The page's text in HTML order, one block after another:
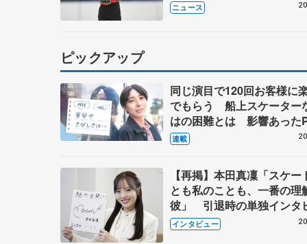
ニュース
ピックアップ
同じ演目で120回お客様に
でもらう 船上スケーター
はの困難とは 影響あった
キャプテン松永さんの存在
連載
【再掲】本田真凜「スケー
とも私のことも、一番の理
彼」 引退時の単独インタ
で語った競技人生や家族、
これからの夢…
インタビュー